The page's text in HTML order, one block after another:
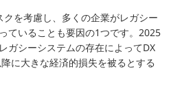
クを考慮し、多くの企業がレガシー
ていることも要因の1つです。2025
ガシーシステムの存在によってDX
に大きな経済的損失を被るとする